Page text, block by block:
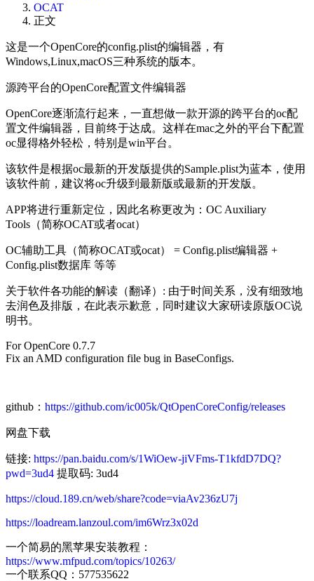
OCAT
正文
这是一个OpenCore的config.plist的编辑器，有
Windows,Linux,macOS三种系统的版本。
源跨平台的OpenCore配置文件编辑器
OpenCore逐渐流行起来，一直想做一款开源的跨平台的oc配
置文件编辑器，目前终于达成。这样在mac之外的平台下配置
oc显得格外轻松，特别是win平台。
该软件是根据oc最新的开发版提供的Sample.plist为蓝本，使用
该软件前，建议将oc升级到最新版或最新的开发版。
APP将进行重新定位，因此名称更改为：OC Auxiliary
Tools（简称OCAT或者ocat）
OC辅助工具（简称OCAT或ocat） = Config.plist编辑器 +
Config.plist数据库 等等
关于软件各功能的解读（翻译）: 由于时间关系，没有细致地
去润色及排版，在此表示歉意，同时建议大家研读原版OC说
明书。
For OpenCore 0.7.7
Fix an AMD configuration file bug in BaseConfigs.
github： https://github.com/ic005k/QtOpenCoreConfig/releases
网盘下载
链接: https://pan.baidu.com/s/1WiOew-jiVFms-T1kfdD7DQ?
pwd=3ud4 提取码: 3ud4
https://cloud.189.cn/web/share?code=viaAv236zU7j
https://loadream.lanzoul.com/im6Wrz3x02d
一个简易的黑苹果安装教程：
https://www.mfpud.com/topics/10263/
一个联系QQ：577535622